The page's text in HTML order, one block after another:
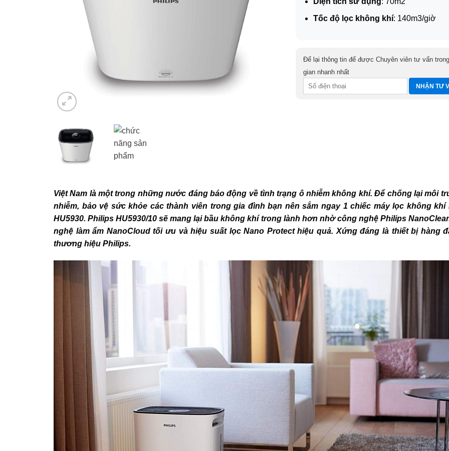
Tốc độ lọc không khí: 140m3/giờ
Để lại thông tin để được Chuyên viên tư vấn
gian nhanh nhất
Việt Nam là một trong những nước đáng báo động về tình trạng ô nhiễm không khí. Để chống lại môi
nhiễm, bảo vệ sức khỏe các thành viên trong gia đình bạn nên sắm ngay 1 chiếc máy lọc không khí
HU5930. Philips HU5930/10 sẽ mang lại bầu không khí trong lành hơn nhờ công nghệ Philips
nghệ làm ẩm NanoCloud tối ưu và hiệu suất lọc Nano Protect hiệu quả. Xứng đáng là thiết bị hàng
thương hiệu Philips.